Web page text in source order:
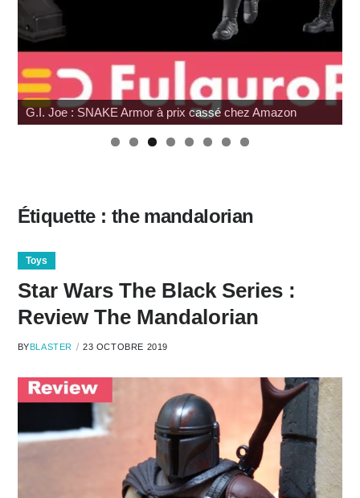
G.I. Joe : SNAKE Armor à prix cassé chez Amazon
Étiquette : the mandalorian
Toys
Star Wars The Black Series :
Review The Mandalorian
BYBLASTER 23 OCTOBRE 2019